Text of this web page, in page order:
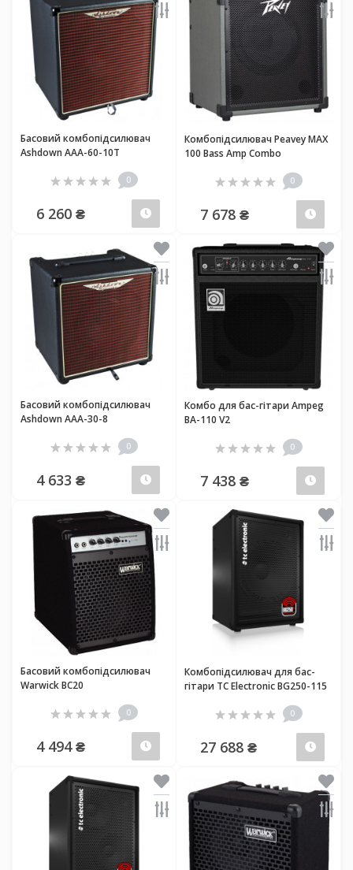
Басовий комбопідсилювач
Ashdown AAA-60-10T
0
6 260 ₴ Передзамовлення
Комбопідсилювач Peavey MAX
100 Bass Amp Combo
0
7 678 ₴
Басовий комбопідсилювач
Ashdown AAA-30-8
0
4 633 ₴ Передзамовлення
Комбо для бас-гітари Ampeg
BA-110 V2
0
7 438 ₴
Басовий комбопідсилювач
Warwick BC20
0
4 494 ₴ Передзамовлення
Комбопідсилювач для бас-
гітари TC Electronic BG250-115
0
27 688 ₴